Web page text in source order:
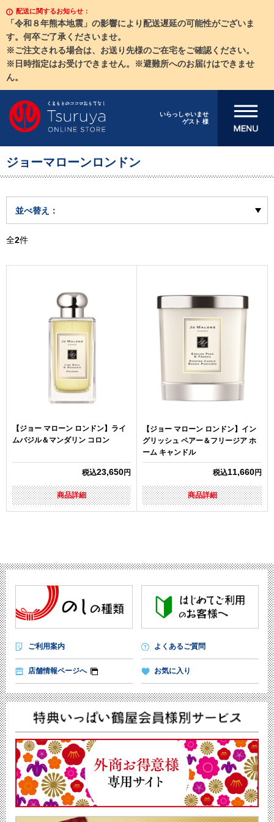
配送に関するお知らせ：
「令和８年熊本地震」の影響により配送遅延の可能性がございま
す。何卒ご了承くださいませ。
※ご注文される場合は、お送り先様のご在宅をご確認ください。
※日時指定はお受けできません。※避難所へのお届けはできませ
ん。
いらっしゃいませ
ゲスト 様
メニューを開
ジョーマローンロンドン
並べ替え：
全2件
【ジョー マローン ロンドン】ライ
ムバジル＆マンダリン コロン
税込23,650円
商品詳細
【ジョー マローン ロンドン】イン
グリッシュ ペアー＆フリージア ホ
ーム キャンドル
税込11,660円
商品詳細
ご利用案内 よくあるご質問
店舗情報ページへ お気に入り